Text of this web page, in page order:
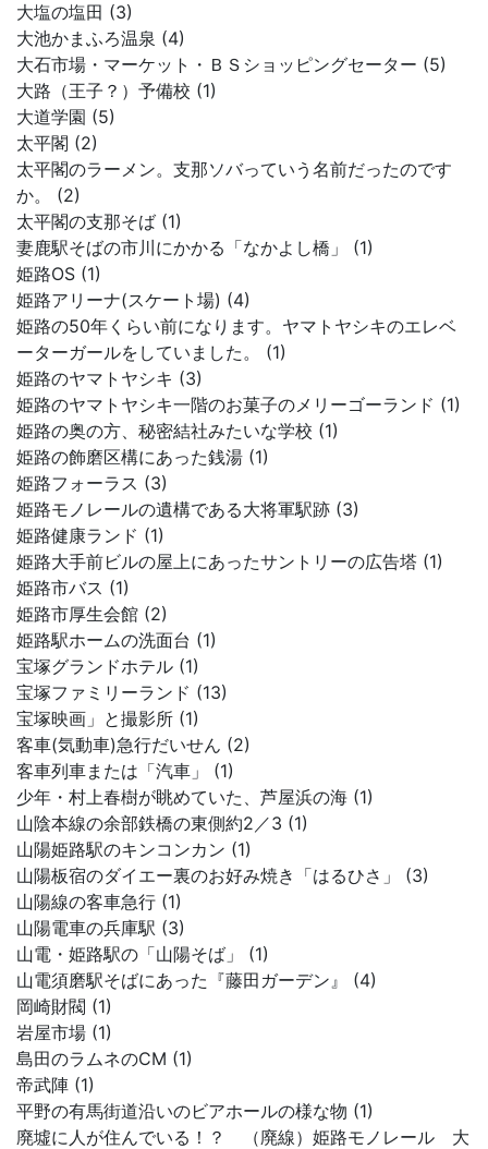
大塩の塩田 (3)
大池かまふろ温泉 (4)
大石市場・マーケット・ＢＳショッピングセーター (5)
大路（王子？）予備校 (1)
大道学園 (5)
太平閣 (2)
太平閣のラーメン。支那ソバっていう名前だったのです
か。 (2)
太平閣の支那そば (1)
妻鹿駅そばの市川にかかる「なかよし橋」 (1)
姫路OS (1)
姫路アリーナ(スケート場) (4)
姫路の50年くらい前になります。ヤマトヤシキのエレベ
ーターガールをしていました。 (1)
姫路のヤマトヤシキ (3)
姫路のヤマトヤシキ一階のお菓子のメリーゴーランド (1)
姫路の奥の方、秘密結社みたいな学校 (1)
姫路の飾磨区構にあった銭湯 (1)
姫路フォーラス (3)
姫路モノレールの遺構である大将軍駅跡 (3)
姫路健康ランド (1)
姫路大手前ビルの屋上にあったサントリーの広告塔 (1)
姫路市バス (1)
姫路市厚生会館 (2)
姫路駅ホームの洗面台 (1)
宝塚グランドホテル (1)
宝塚ファミリーランド (13)
宝塚映画」と撮影所 (1)
客車(気動車)急行だいせん (2)
客車列車または「汽車」 (1)
少年・村上春樹が眺めていた、芦屋浜の海 (1)
山陰本線の余部鉄橋の東側約2／3 (1)
山陽姫路駅のキンコンカン (1)
山陽板宿のダイエー裏のお好み焼き「はるひさ」 (3)
山陽線の客車急行 (1)
山陽電車の兵庫駅 (3)
山電・姫路駅の「山陽そば」 (1)
山電須磨駅そばにあった『藤田ガーデン』 (4)
岡崎財閥 (1)
岩屋市場 (1)
島田のラムネのCM (1)
帝武陣 (1)
平野の有馬街道沿いのビアホールの様な物 (1)
廃墟に人が住んでいる！？ （廃線）姫路モノレール 大